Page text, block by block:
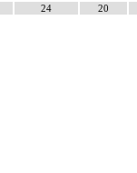
24 20